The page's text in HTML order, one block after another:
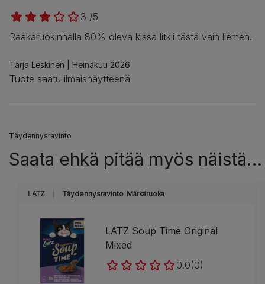
3 /5
Raakaruokinnalla 80% oleva kissa litkii tästä vain liemen.
Tarja Leskinen Heinäkuu 2026
Tuote saatu ilmaisnäytteenä
Täydennysravinto
Saata ehkä pitää myös näistä…
LATZ Täydennysravinto Märkäruoka
LATZ Soup Time Original
Mixed
0.0(0)